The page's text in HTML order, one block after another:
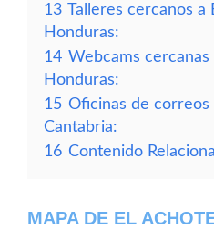
13 Talleres cercanos a
Honduras:
14 Webcams cercanas
Honduras:
15 Oficinas de correos
Cantabria:
16 Contenido
MAPA DE EL